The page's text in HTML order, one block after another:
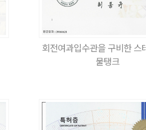
회전여과입수관을 구비한 스
물탱크